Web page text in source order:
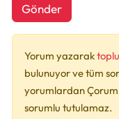
Gönder
Yorum yazarak
bulunuyor ve tüm
yorumlardan Çorum
sorumlu tutulamaz.